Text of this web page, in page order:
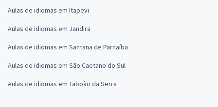
Aulas de idiomas em Itapevi
Aulas de idiomas em Jandira
Aulas de idiomas em Santana de Parnaíba
Aulas de idiomas em São Caetano do Sul
Aulas de idiomas em Taboão da Serra